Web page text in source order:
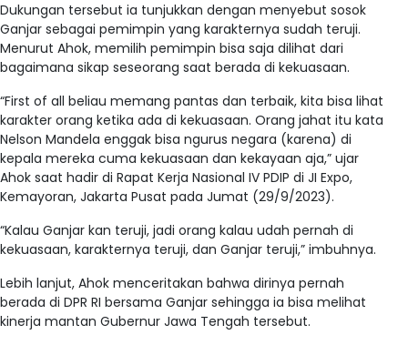
Dukungan tersebut ia tunjukkan dengan menyebut sosok
Ganjar sebagai pemimpin yang karakternya sudah teruji.
Menurut Ahok, memilih pemimpin bisa saja dilihat dari
bagaimana sikap seseorang saat berada di kekuasaan.
“First of all beliau memang pantas dan terbaik, kita bisa lihat
karakter orang ketika ada di kekuasaan. Orang jahat itu kata
Nelson Mandela enggak bisa ngurus negara (karena) di
kepala mereka cuma kekuasaan dan kekayaan aja,” ujar
Ahok saat hadir di Rapat Kerja Nasional IV PDIP di JI Expo,
Kemayoran, Jakarta Pusat pada Jumat (29/9/2023).
“Kalau Ganjar kan teruji, jadi orang kalau udah pernah di
kekuasaan, karakternya teruji, dan Ganjar teruji,” imbuhnya.
Lebih lanjut, Ahok menceritakan bahwa dirinya pernah
berada di DPR RI bersama Ganjar sehingga ia bisa melihat
kinerja mantan Gubernur Jawa Tengah tersebut.